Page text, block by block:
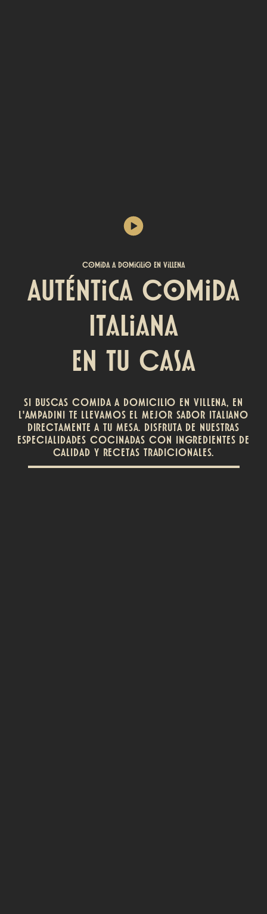
Comida a Domicilio en Villena
Auténtica Comida
Italiana
en tu Casa
SI BUSCAS COMIDA A DOMICILIO EN VILLENA, EN
L'AMPADINI TE LLEVAMOS EL MEJOR SABOR ITALIANO
DIRECTAMENTE A TU MESA. DISFRUTA DE NUESTRAS
ESPECIALIDADES COCINADAS CON INGREDIENTES DE
CALIDAD Y RECETAS TRADICIONALES.